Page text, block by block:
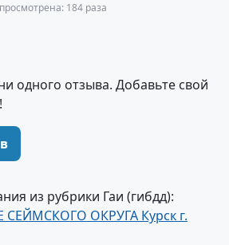
184 раза
одного отзыва. Добавьте свой
из рубрики Гаи (гибдд):
ОКРУГА Курск г.